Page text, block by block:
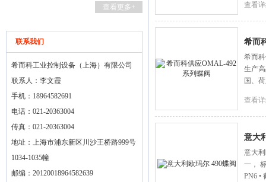
查看更多+
联系我们
希而科工业控制设备（上海）有限公司
联系人：李文霞
手机：18964582691
电话：021-20363004
传真：021-20363004
地址：上海市浦东新区川沙王桥路999号
1034-1035幢
邮编：20120018964582639
查看
希而
希而
生产
国、
查看
意大
意大
一，
PN6 •